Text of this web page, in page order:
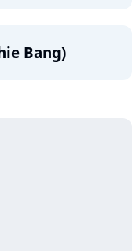
Bang)